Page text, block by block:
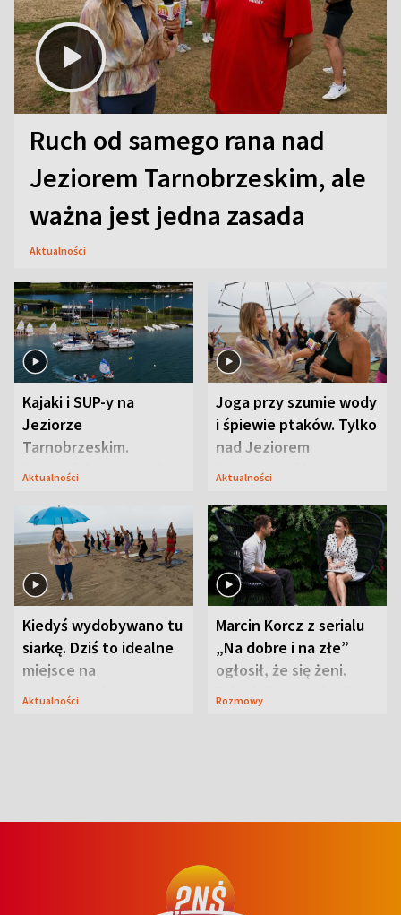
Ruch od samego rana nad
Jeziorem Tarnobrzeskim, ale
ważna jest jedna zasada
Aktualności
Kajaki i SUP-y na
Jeziorze
Tarnobrzeskim.
Przyrodnicy zwracają
Aktualności
Joga przy szumie wody
i śpiewie ptaków. Tylko
nad Jeziorem
Tarnobrzeskim
Aktualności
Kiedyś wydobywano tu
siarkę. Dziś to idealne
miejsce na
wypoczynek
Aktualności
Marcin Korcz z serialu
„Na dobre i na złe”
ogłosił, że się żeni.
Zdradził, co zmienił
Rozmowy